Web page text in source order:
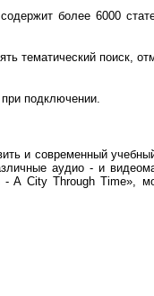
более 6000
тематический поиск,
подключении.
и современный
аудио - и
- A City Through Time»,